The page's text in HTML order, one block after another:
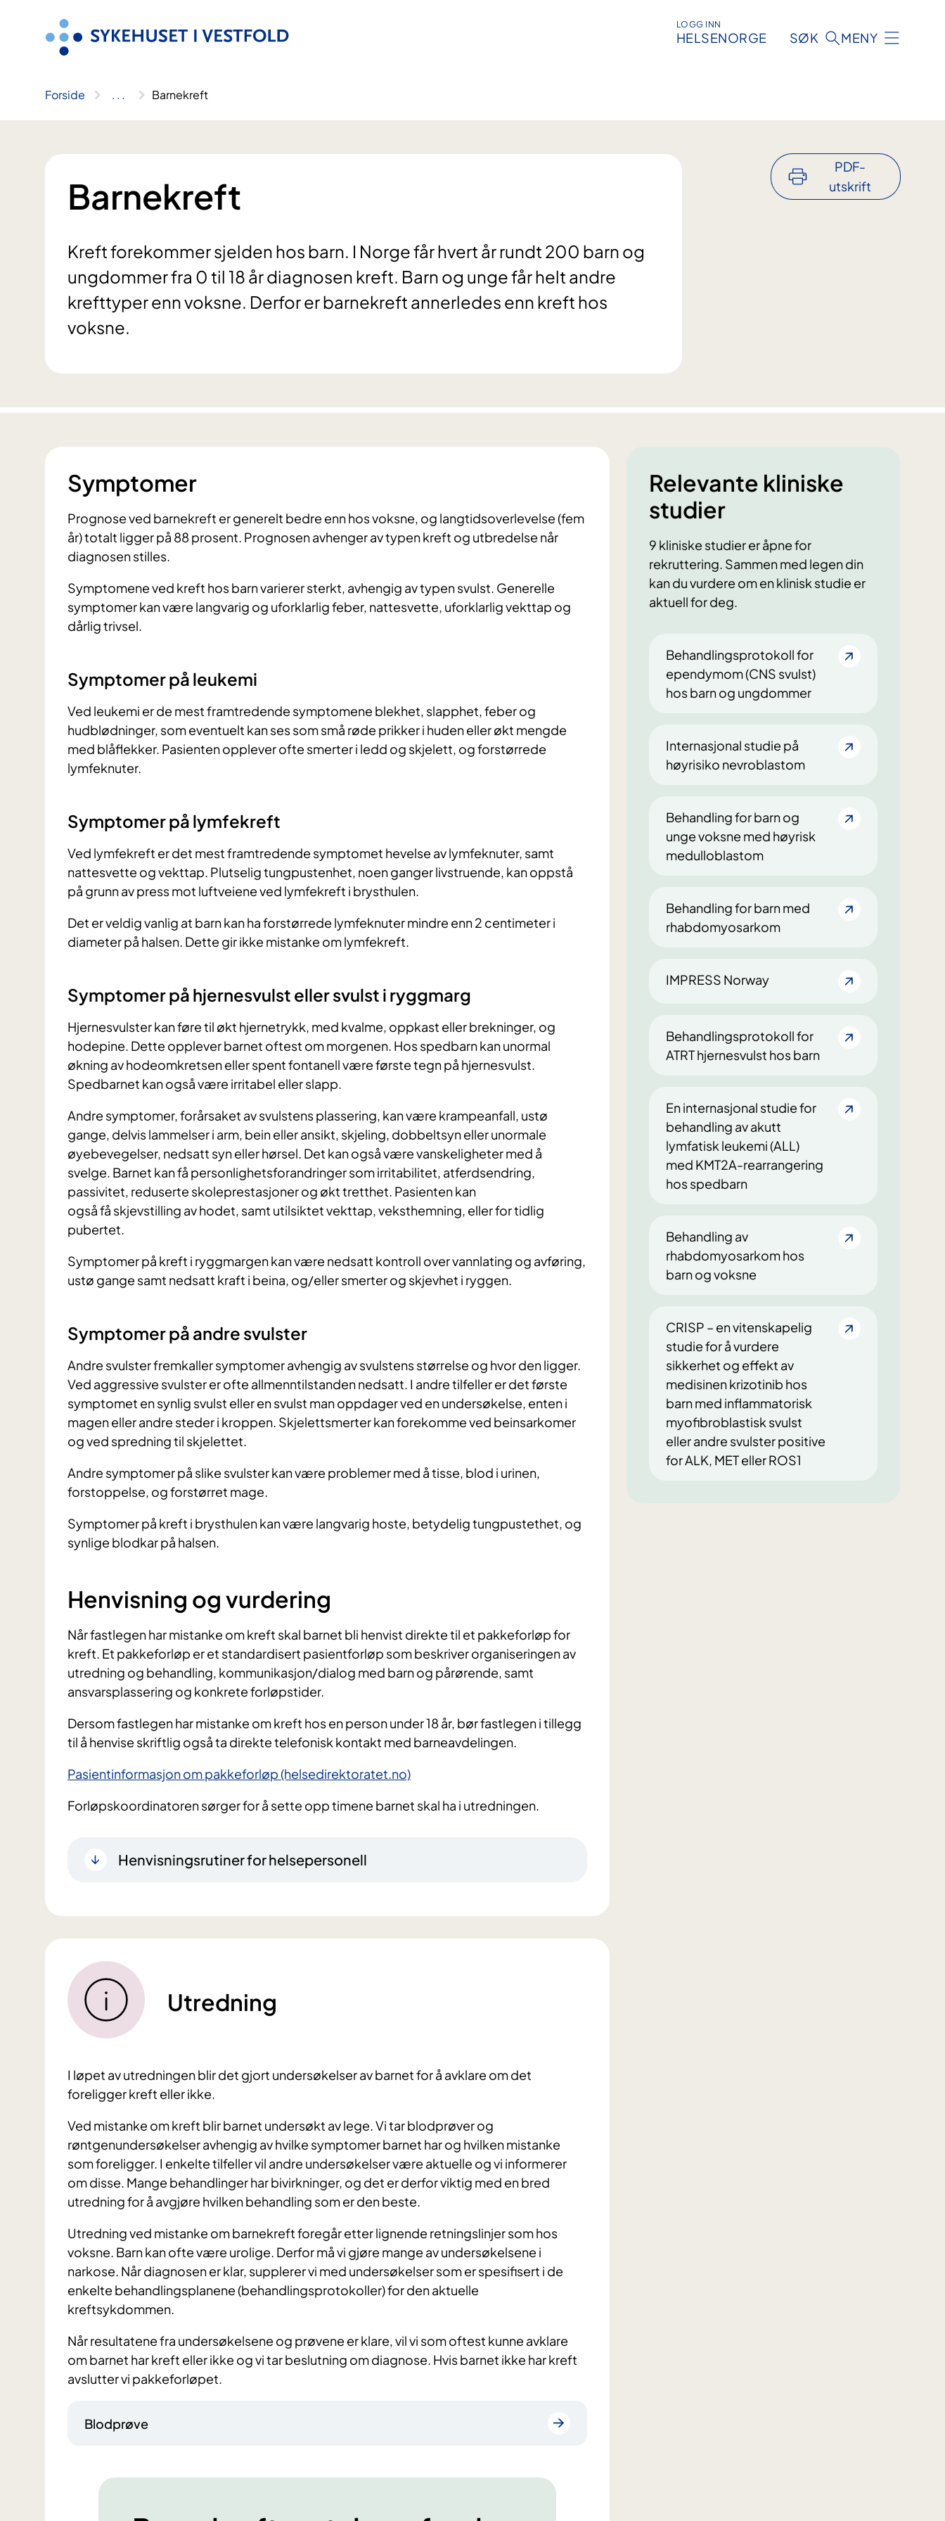
LOGG INN
HELSENORGE SØK MENY
Forside .. . Barnekreft
Barnekreft
Kreft forekommer sjelden hos barn. I Norge får hvert år rundt 200 barn og
ungdommer fra 0 til 18 år diagnosen kreft. Barn og unge får helt andre
krefttyper enn voksne. Derfor er barnekreft annerledes enn kreft hos
voksne.
PDF-
utskrift
Symptomer
Prognose ved barnekreft er generelt bedre enn hos voksne, og langtidsoverlevelse (fem
år) totalt ligger på 88 prosent. Prognosen avhenger av typen kreft og utbredelse når
diagnosen stilles.
Symptomene ved kreft hos barn varierer sterkt, avhengig av typen svulst. Generelle
symptomer kan være langvarig og uforklarlig feber, nattesvette, uforklarlig vekttap og
dårlig trivsel.
Symptomer på leukemi
Ved leukemi er de mest framtredende symptomene blekhet, slapphet, feber og
hudblødninger, som eventuelt kan ses som små røde prikker i huden eller økt mengde
med blåflekker. Pasienten opplever ofte smerter i ledd og skjelett, og forstørrede
lymfeknuter.
Symptomer på lymfekreft
Ved lymfekreft er det mest framtredende symptomet hevelse av lymfeknuter, samt
nattesvette og vekttap. Plutselig tungpustenhet, noen ganger livstruende, kan oppstå
på grunn av press mot luftveiene ved lymfekreft i brysthulen.
Det er veldig vanlig at barn kan ha forstørrede lymfeknuter mindre enn 2 centimeter i
diameter på halsen. Dette gir ikke mistanke om lymfekreft.
Symptomer på hjernesvulst eller svulst i ryggmarg
Hjernesvulster kan føre til økt hjernetrykk, med kvalme, oppkast eller brekninger, og
hodepine. Dette opplever barnet oftest om morgenen. Hos spedbarn kan unormal
økning av hodeomkretsen eller spent fontanell være første tegn på hjernesvulst.
Spedbarnet kan også være irritabel eller slapp.
Andre symptomer, forårsaket av svulstens plassering, kan være krampeanfall, ustø
gange, delvis lammelser i arm, bein eller ansikt, skjeling, dobbeltsyn eller unormale
øyebevegelser, nedsatt syn eller hørsel. Det kan også være vanskeligheter med å
svelge. Barnet kan få personlighetsforandringer som irritabilitet, atferdsendring,
passivitet, reduserte skoleprestasjoner og økt tretthet. Pasienten kan
også få skjevstilling av hodet, samt utilsiktet vekttap, veksthemning, eller for tidlig
pubertet.
Symptomer på kreft i ryggmargen kan være nedsatt kontroll over vannlating og avføring,
ustø gange samt nedsatt kraft i beina, og/eller smerter og skjevhet i ryggen.
Symptomer på andre svulster
Andre svulster fremkaller symptomer avhengig av svulstens størrelse og hvor den ligger.
Ved aggressive svulster er ofte allmenntilstanden nedsatt. I andre tilfeller er det første
symptomet en synlig svulst eller en svulst man oppdager ved en undersøkelse, enten i
magen eller andre steder i kroppen. Skjelettsmerter kan forekomme ved beinsarkomer
og ved spredning til skjelettet.
Andre symptomer på slike svulster kan være problemer med å tisse, blod i urinen,
forstoppelse, og forstørret mage.
Symptomer på kreft i brysthulen kan være langvarig hoste, betydelig tungpustethet, og
synlige blodkar på halsen.
Henvisning og vurdering
Når fastlegen har mistanke om kreft skal barnet bli henvist direkte til et pakkeforløp for
kreft. Et pakkeforløp er et standardisert pasientforløp som beskriver organiseringen av
utredning og behandling, kommunikasjon/dialog med barn og pårørende, samt
ansvarsplassering og konkrete forløpstider.
Dersom fastlegen har mistanke om kreft hos en person under 18 år, bør fastlegen i tillegg
til å henvise skriftlig også ta direkte telefonisk kontakt med barneavdelingen.
Pasientinformasjon om pakkeforløp (helsedirektoratet.no)
Forløpskoordinatoren sørger for å sette opp timene barnet skal ha i utredningen.
Henvisningsrutiner for helsepersonell
Relevante kliniske
studier
9 kliniske studier er åpne for
rekruttering. Sammen med legen din
kan du vurdere om en klinisk studie er
aktuell for deg.
Behandlingsprotokoll for
ependymom (CNS svulst)
hos barn og ungdommer
Internasjonal studie på
høyrisiko nevroblastom
Behandling for barn og
unge voksne med høyrisk
medulloblastom
Behandling for barn med
rhabdomyosarkom
IMPRESS Norway
Behandlingsprotokoll for
ATRT hjernesvulst hos barn
En internasjonal studie for
behandling av akutt
lymfatisk leukemi (ALL)
med KMT2A-rearrangering
hos spedbarn
Behandling av
rhabdomyosarkom hos
barn og voksne
CRISP – en vitenskapelig
studie for å vurdere
sikkerhet og effekt av
medisinen krizotinib hos
barn med inflammatorisk
myofibroblastisk svulst
eller andre svulster positive
for ALK, MET eller ROS1
Utredning
I løpet av utredningen blir det gjort undersøkelser av barnet for å avklare om det
foreligger kreft eller ikke.
Ved mistanke om kreft blir barnet undersøkt av lege. Vi tar blodprøver og
røntgenundersøkelser avhengig av hvilke symptomer barnet har og hvilken mistanke
som foreligger. I enkelte tilfeller vil andre undersøkelser være aktuelle og vi informerer
om disse. Mange behandlinger har bivirkninger, og det er derfor viktig med en bred
utredning for å avgjøre hvilken behandling som er den beste.
Utredning ved mistanke om barnekreft foregår etter lignende retningslinjer som hos
voksne. Barn kan ofte være urolige. Derfor må vi gjøre mange av undersøkelsene i
narkose. Når diagnosen er klar, supplerer vi med undersøkelser som er spesifisert i de
enkelte behandlingsplanene (behandlingsprotokoller) for den aktuelle
kreftsykdommen.
Når resultatene fra undersøkelsene og prøvene er klare, vil vi som oftest kunne avklare
om barnet har kreft eller ikke og vi tar beslutning om diagnose. Hvis barnet ikke har kreft
avslutter vi pakkeforløpet.
Blodprøve